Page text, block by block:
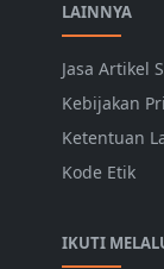
LAINNYA
Jasa Artikel
Kebijakan
Ketentuan
Kode Etik
IKUTI